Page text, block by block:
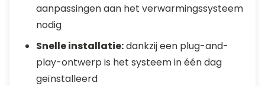
aanpassingen aan het verwarmingssysteem
nodig
Snelle installatie:dankzij een plug-and-
play-ontwerp is het systeem in één dag
geïnstalleerd